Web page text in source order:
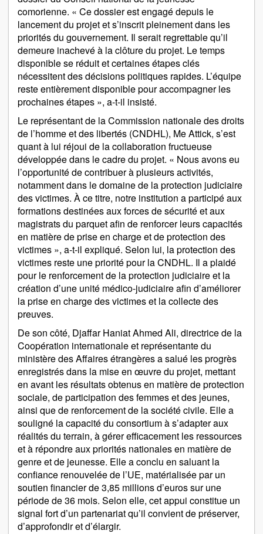
comorienne. « Ce dossier est engagé depuis le
lancement du projet et s’inscrit pleinement dans les
priorités du gouvernement. Il serait regrettable qu’il
demeure inachevé à la clôture du projet. Le temps
disponible se réduit et certaines étapes clés
nécessitent des décisions politiques rapides. L’équipe
reste entièrement disponible pour accompagner les
prochaines étapes », a-t-il insisté.
Le représentant de la Commission nationale des droits
de l’homme et des libertés (CNDHL), Me Attick, s’est
quant à lui réjoui de la collaboration fructueuse
développée dans le cadre du projet. « Nous avons eu
l’opportunité de contribuer à plusieurs activités,
notamment dans le domaine de la protection judiciaire
des victimes. À ce titre, notre institution a participé aux
formations destinées aux forces de sécurité et aux
magistrats du parquet afin de renforcer leurs capacités
en matière de prise en charge et de protection des
victimes », a-t-il expliqué. Selon lui, la protection des
victimes reste une priorité pour la CNDHL. Il a plaidé
pour le renforcement de la protection judiciaire et la
création d’une unité médico-judiciaire afin d’améliorer
la prise en charge des victimes et la collecte des
preuves.
De son côté, Djaffar Haniat Ahmed Ali, directrice de la
Coopération internationale et représentante du
ministère des Affaires étrangères a salué les progrès
enregistrés dans la mise en œuvre du projet, mettant
en avant les résultats obtenus en matière de protection
sociale, de participation des femmes et des jeunes,
ainsi que de renforcement de la société civile. Elle a
souligné la capacité du consortium à s’adapter aux
réalités du terrain, à gérer efficacement les ressources
et à répondre aux priorités nationales en matière de
genre et de jeunesse. Elle a conclu en saluant la
confiance renouvelée de l’UE, matérialisée par un
soutien financier de 3,85 millions d’euros sur une
période de 36 mois. Selon elle, cet appui constitue un
signal fort d’un partenariat qu’il convient de préserver,
d’approfondir et d’élargir.